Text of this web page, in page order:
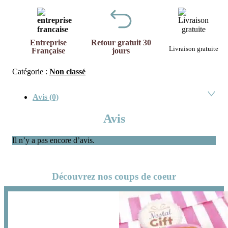
Entreprise
Française
Retour gratuit 30
jours
Livraison gratuite
Catégorie : Non classé
Avis (0)
Avis
Il n’y a pas encore d’avis.
Découvrez nos coups de coeur